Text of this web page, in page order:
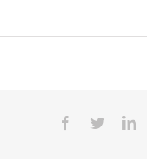
Facebook
Twitter